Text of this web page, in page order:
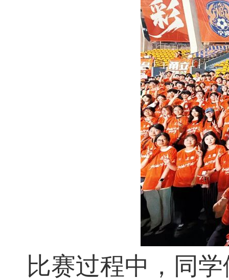
比赛过程中，同